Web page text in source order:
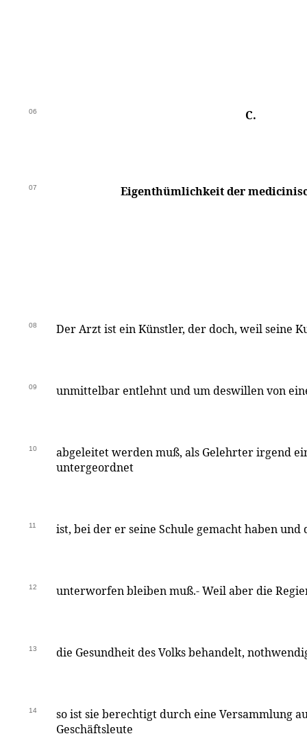
06 C.
07 Eigenthümlichkeit der
08 Der Arzt ist ein Künstler, der doch, weil seine
09 unmittelbar entlehnt und um deswillen von
10
abgeleitet werden muß, als Gelehrter irgend
untergeordnet
11 ist, bei der er seine Schule gemacht haben
12 unterworfen bleiben muß.- Weil aber die
13 die Gesundheit des Volks behandelt,
14
so ist sie berechtigt durch eine Versammlung
Geschäftsleute